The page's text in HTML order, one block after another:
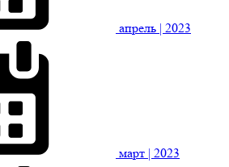
апрель | 2023
март | 2023